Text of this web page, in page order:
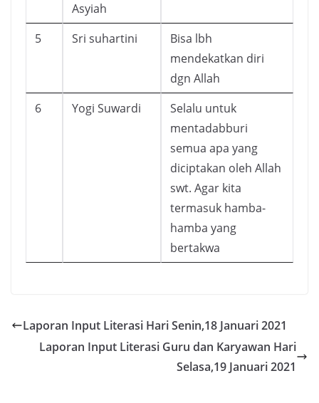
Asyiah
5 Sri suhartini
Bisa lbh
mendekatkan diri
dgn Allah
6
Yogi Suwardi
Selalu untuk
mentadabburi
semua apa yang
diciptakan oleh Allah
swt. Agar kita
termasuk hamba-
hamba yang
bertakwa
Laporan Input Literasi Hari Senin,18 Januari 2021
Laporan Input Literasi Guru dan Karyawan Hari
Selasa,19 Januari 2021